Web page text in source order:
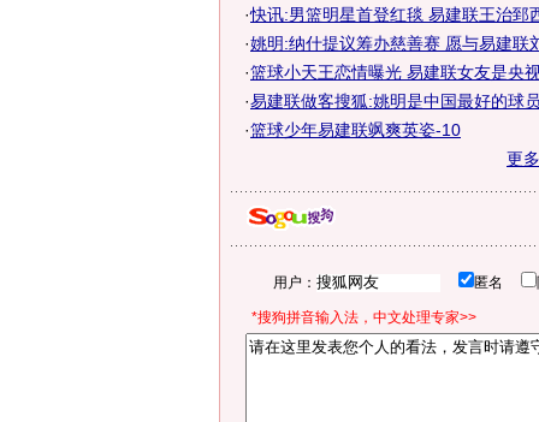
·快讯:男篮明星首登红毯 易建联王治郅
·姚明:纳什提议筹办慈善赛 愿与易建联
·篮球小天王恋情曝光 易建联女友是央
·易建联做客搜狐:姚明是中国最好的球
·篮球少年易建联飒爽英姿-10
更
用户： 匿名
*搜狗拼音输入法，中文处理专家>>